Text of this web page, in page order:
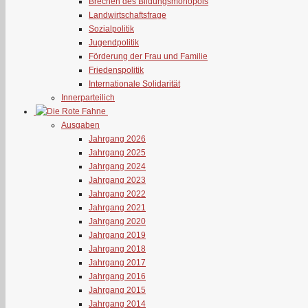
Landwirtschaftsfrage
Sozialpolitik
Jugendpolitik
Förderung der Frau und Familie
Friedenspolitik
Internationale Solidarität
Innerparteilich
Ausgaben
Jahrgang 2026
Jahrgang 2025
Jahrgang 2024
Jahrgang 2023
Jahrgang 2022
Jahrgang 2021
Jahrgang 2020
Jahrgang 2019
Jahrgang 2018
Jahrgang 2017
Jahrgang 2016
Jahrgang 2015
Jahrgang 2014